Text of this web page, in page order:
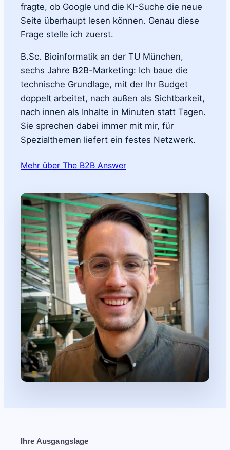
fragte, ob Google und die KI-Suche die neue
Seite überhaupt lesen können. Genau diese
Frage stelle ich zuerst.
B.Sc. Bioinformatik an der TU München,
sechs Jahre B2B-Marketing: Ich baue die
technische Grundlage, mit der Ihr Budget
doppelt arbeitet, nach außen als Sichtbarkeit,
nach innen als Inhalte in Minuten statt Tagen.
Sie sprechen dabei immer mit mir, für
Spezialthemen liefert ein festes Netzwerk.
Mehr über The B2B Answer
Ihre Ausgangslage